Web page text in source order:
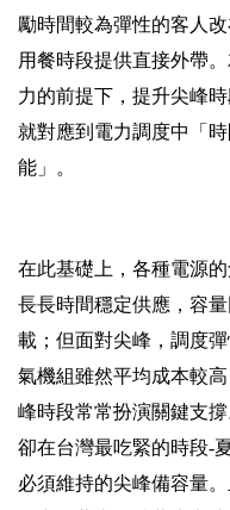
勵時間較為彈性的客人
用餐時段提供直接外帶
力的前提下，提升尖峰
就對應到電力調度中「
能」。
在此基礎上，各種電源
長長時間穩定供應，容
載；但面對尖峰，調度
氣機組雖然平均成本較
峰時段常常扮演關鍵支
卻在台灣最吃緊的時段-
必須維持的尖峰備容量